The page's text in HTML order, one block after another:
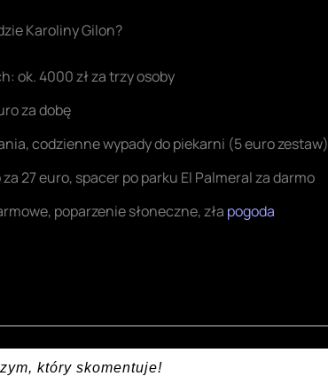
Karoliny Gilon?
ok. 4000 zł za trzy osoby
za dobę
codzienne wypady do piekarni (5 euro zestaw)
27 euro, spacer po parku El Palmeral za darmo
poparzenie słoneczne, zła pogoda